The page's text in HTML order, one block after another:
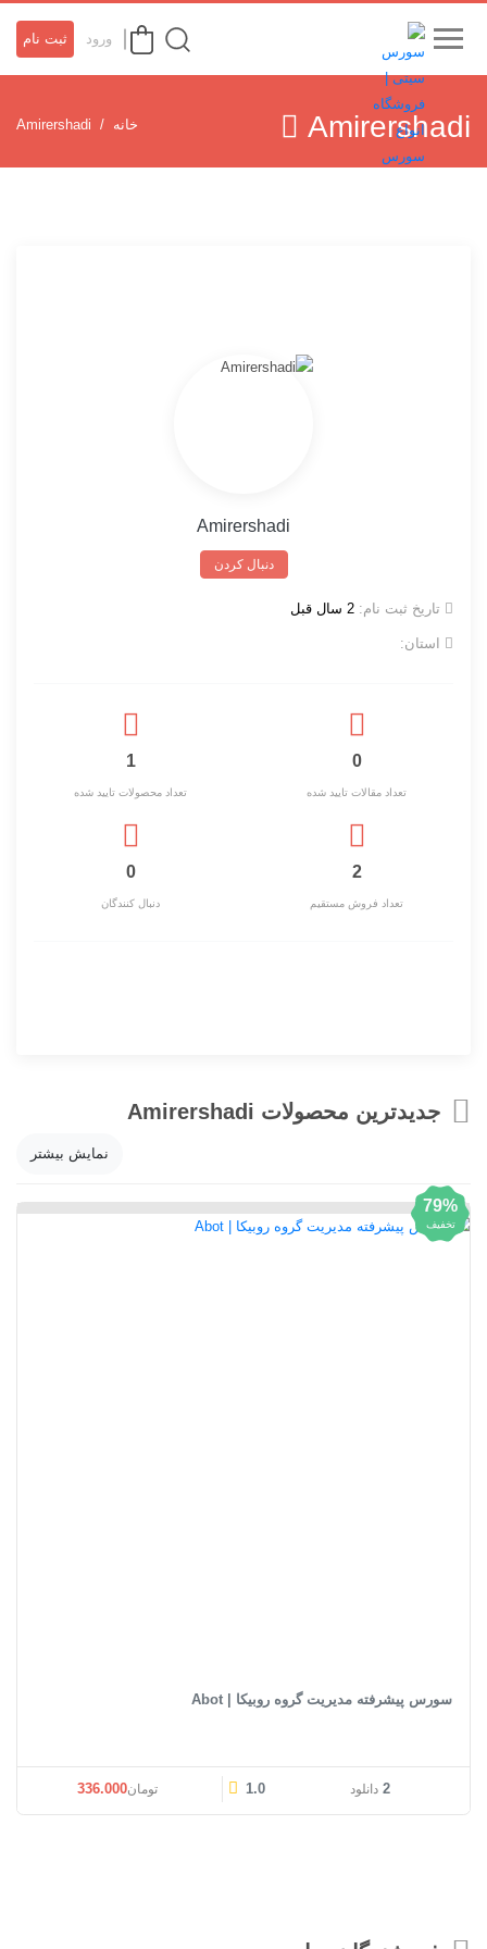
ورود ثبت نام
Amirershadi خانه Amirershadi
Amirershadi
دنبال کردن
تاریخ ثبت نام: 2 سال قبل
استان:
0
تعداد مقالات تایید شده
1
تعداد محصولات تایید شده
2
تعداد فروش مستقیم
0
دنبال کنندگان
جدیدترین محصولات Amirershadi
نمایش بیشتر
79%
تخفیف
سورس پیشرفته مدیریت گروه روبیکا | Abot
2 دانلود 1.0 قیمت اصلی: تومان336.000 بود.
تومان336.000قیمت فعلی: